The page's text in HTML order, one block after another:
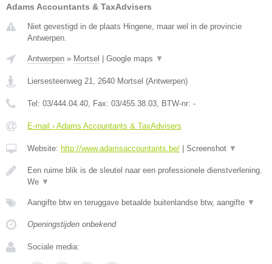
Adams Accountants & TaxAdvisers
Niet gevestigd in de plaats Hingene, maar wel in de provincie
Antwerpen.
Antwerpen » Mortsel Google maps ▼
Liersesteenweg 21, 2640 Mortsel (Antwerpen)
Tel: 03/444.04.40, Fax: 03/455.38.03, BTW-nr: -
E-mail › Adams Accountants & TaxAdvisers
Website: http://www.adamsaccountants.be/ Screenshot ▼
Een ruime blik is de sleutel naar een professionele dienstverlening.
We ▼
Aangifte btw en teruggave betaalde buitenlandse btw, aangifte ▼
Openingstijden onbekend
Sociale media: